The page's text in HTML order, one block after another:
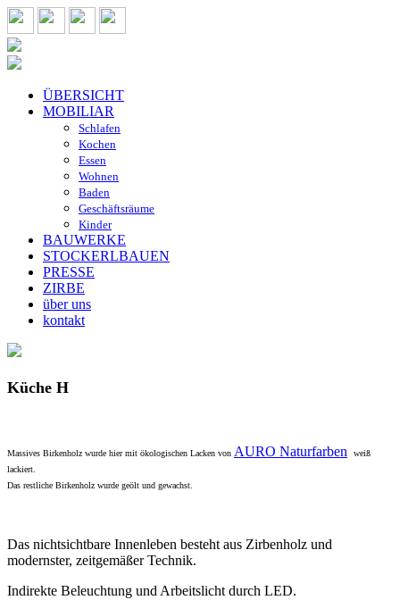
ÜBERSICHT
MOBILIAR
Schlafen
Kochen
Essen
Wohnen
Baden
Geschäftsräume
Kinder
BAUWERKE
STOCKERLBAUEN
PRESSE
ZIRBE
über uns
kontakt
Küche H
Massives Birkenholz wurde hier mit ökologischen Lacken von AURO Naturfarben
weiß
lackiert.
Das restliche Birkenholz wurde geölt und gewachst.
Das nichtsichtbare Innenleben besteht aus Zirbenholz und
modernster, zeitgemäßer Technik.
Indirekte Beleuchtung und Arbeitslicht durch LED.